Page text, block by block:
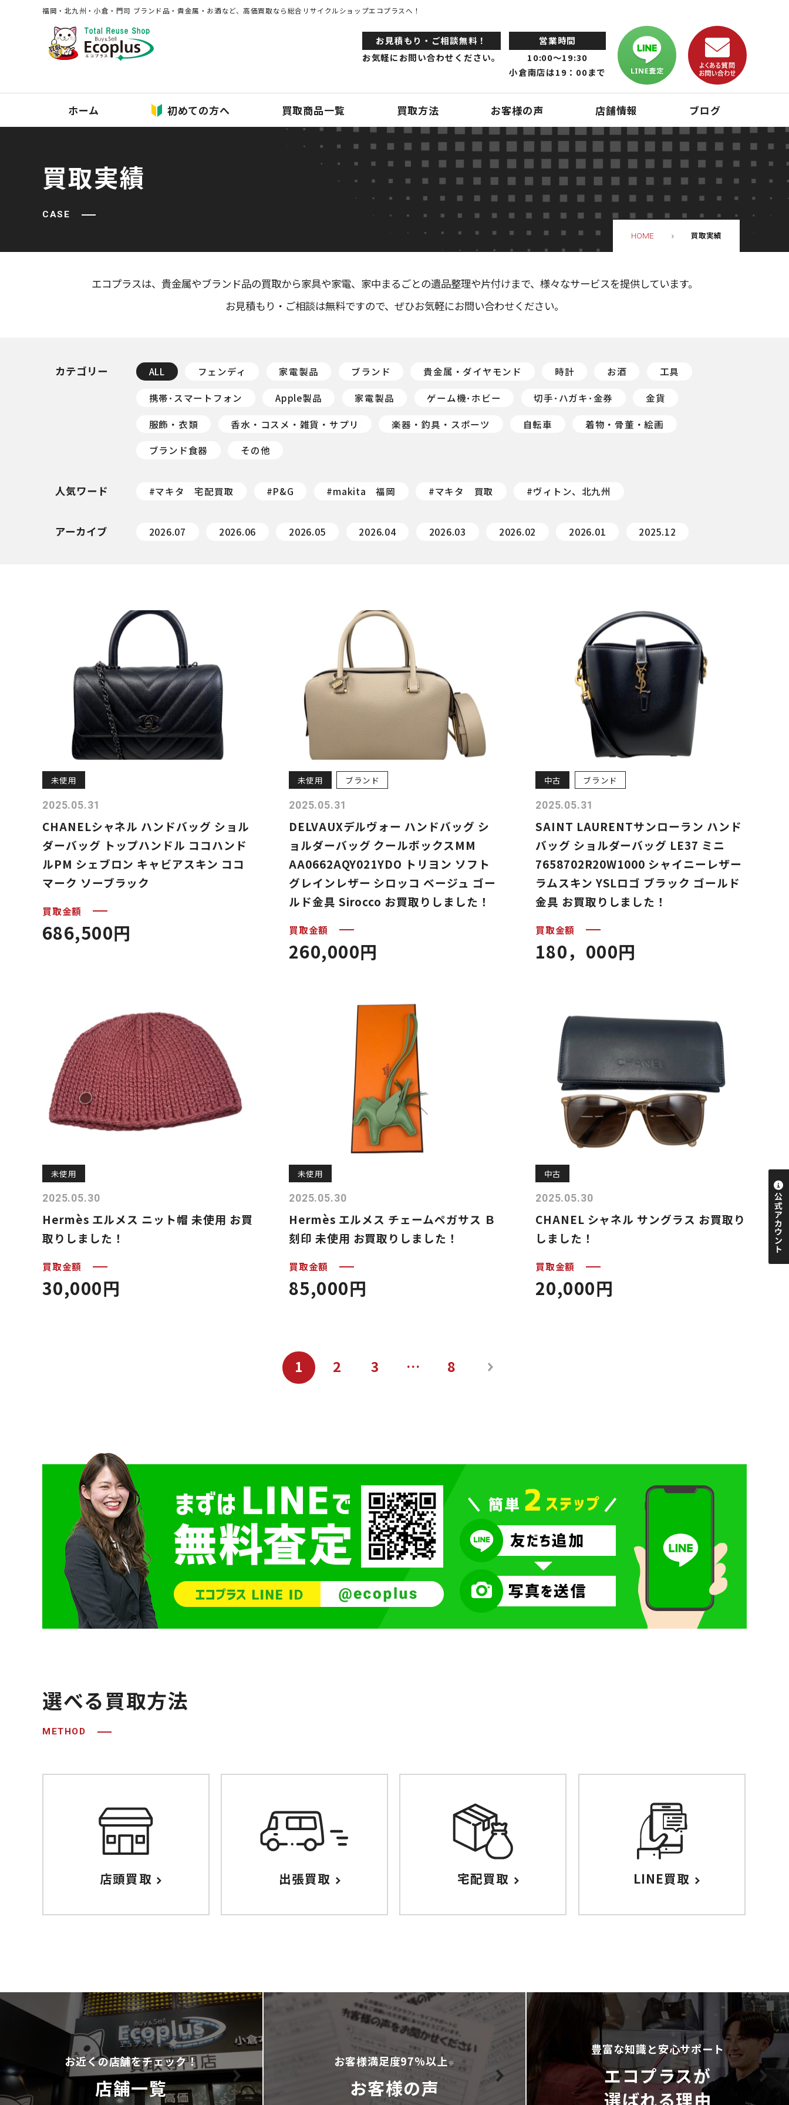
福岡・北九州・⼩倉・⾨司 ブランド品・貴⾦属・お酒など、⾼価買取なら総合リサイクルショップエコプラスへ！
お⾒積もり・ご相談無料！
お気軽にお問い合わせください。
営業時間
10:00～19:30
小倉南店は19：00まで
ホーム 初めての方へ 買取商品一覧 買取方法 お客様の声 店舗情報 ブログ
買取実績
CASE
HOME 買取実績
エコプラスは、貴⾦属やブランド品の買取から家具や家電、家中まるごとの遺品整理や⽚付けまで、様々なサービスを提供しています。
お⾒積もり・ご相談は無料ですので、ぜひお気軽にお問い合わせください。
カテゴリー ALL フェンディ 家電製品 ブランド 貴金属・ダイヤモンド 時計 お酒 工具
携帯･スマートフォン Apple製品 家電製品 ゲーム機･ホビー 切手･ハガキ･金券 金貨
服飾・衣類 香水・コスメ・雑貨・サプリ 楽器・釣具・スポーツ 自転車 着物・骨董・絵画
ブランド食器 その他
人気ワード #マキタ 宅配買取 #P&G #makita 福岡 #マキタ 買取 #ヴィトン、北九州
アーカイブ 2026.07 2026.06 2026.05 2026.04 2026.03 2026.02 2026.01 2025.12
未使用
2025.05.31
CHANELシャネル ハンドバッグ ショル
ダーバッグ トップハンドル ココハンド
ルPM シェブロン キャビアスキン ココ
マーク ソーブラック
買取金額
686,500円
未使用 ブランド
2025.05.31
DELVAUXデルヴォー ハンドバッグ シ
ョルダーバッグ クールボックスMM
AA0662AQY021YDO トリヨン ソフト
グレインレザー シロッコ ベージュ ゴー
ルド金具 Sirocco お買取りしました！
買取金額
260,000円
中古 ブランド
2025.05.31
SAINT LAURENTサンローラン ハンド
バッグ ショルダーバッグ LE37 ミニ
7658702R20W1000 シャイニーレザー
ラムスキン YSLロゴ ブラック ゴールド
金具 お買取りしました！
買取金額
180，000円
未使用
2025.05.30
Hermès エルメス ニット帽 未使用 お買
取りしました！
買取金額
30,000円
未使用
2025.05.30
Hermès エルメス チェームペガサス Ｂ
刻印 未使用 お買取りしました！
買取金額
85,000円
中古
2025.05.30
CHANEL シャネル サングラス お買取り
しました！
買取金額
20,000円
1 2 3 …
8
選べる買取⽅法
METHOD
店頭買取 出張買取 宅配買取 LINE買取
お近くの店舗をチェック！
店舗一覧
お客様満足度97%以上※
お客様の声
豊富な知識と安心サポート
エコプラスが
選ばれる理由